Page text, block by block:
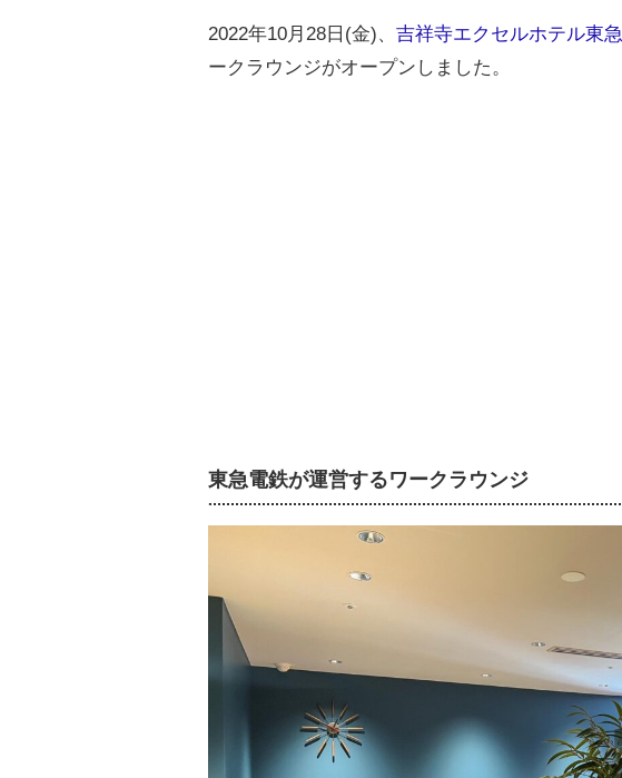
2022年10月28日(金)、 吉祥寺エクセルホテル東急
ークラウンジがオープンしました。
東急電鉄が運営するワークラウンジ